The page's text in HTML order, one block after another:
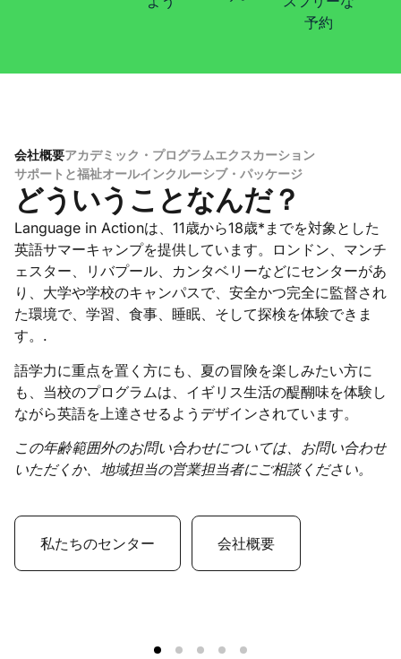
予約
会社概要アカデミック・プログラムエクスカーション
サポートと福祉オールインクルーシブ・パッケージ
どういうことなんだ？
Language in Actionは、11歳から18歳*までを対象とした
英語サマーキャンプを提供しています。ロンドン、マンチ
ェスター、リバプール、カンタベリーなどにセンターがあ
り、大学や学校のキャンパスで、安全かつ完全に監督され
た環境で、学習、食事、睡眠、そして探検を体験できま
す。.
語学力に重点を置く方にも、夏の冒険を楽しみたい方に
も、当校のプログラムは、イギリス生活の醍醐味を体験し
ながら英語を上達させるようデザインされています。
この年齢範囲外のお問い合わせについては、お問い合わせ
いただくか、地域担当の営業担当者にご相談ください。
私たちのセンター 会社概要